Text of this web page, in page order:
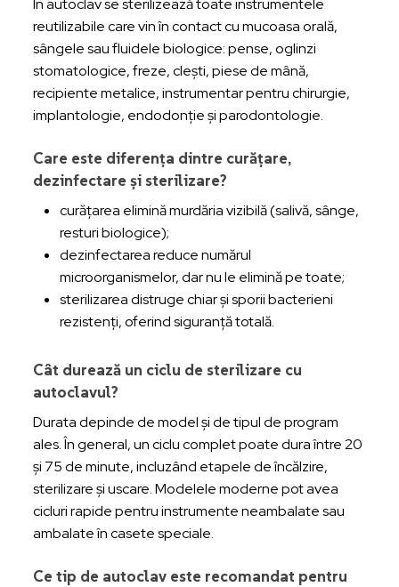
În autoclav se sterilizează toate instrumentele
reutilizabile care vin în contact cu mucoasa orală,
sângele sau fluidele biologice: pense, oglinzi
stomatologice, freze, clești, piese de mână,
recipiente metalice, instrumentar pentru chirurgie,
implantologie, endodonție și parodontologie.
Care este diferența dintre curățare,
dezinfectare și sterilizare?
curățarea elimină murdăria vizibilă (salivă, sânge,
resturi biologice);
dezinfectarea reduce numărul
microorganismelor, dar nu le elimină pe toate;
sterilizarea distruge chiar și sporii bacterieni
rezistenți, oferind siguranță totală.
Cât durează un ciclu de sterilizare cu
autoclavul?
Durata depinde de model și de tipul de program
ales. În general, un ciclu complet poate dura între 20
și 75 de minute, incluzând etapele de încălzire,
sterilizare și uscare. Modelele moderne pot avea
cicluri rapide pentru instrumente neambalate sau
ambalate în casete speciale.
Ce tip de autoclav este recomandat pentru